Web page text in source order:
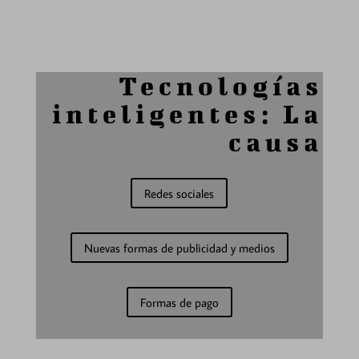
Tecnologías
inteligentes: La
causa
Redes sociales
Nuevas formas de publicidad y medios
Formas de pago